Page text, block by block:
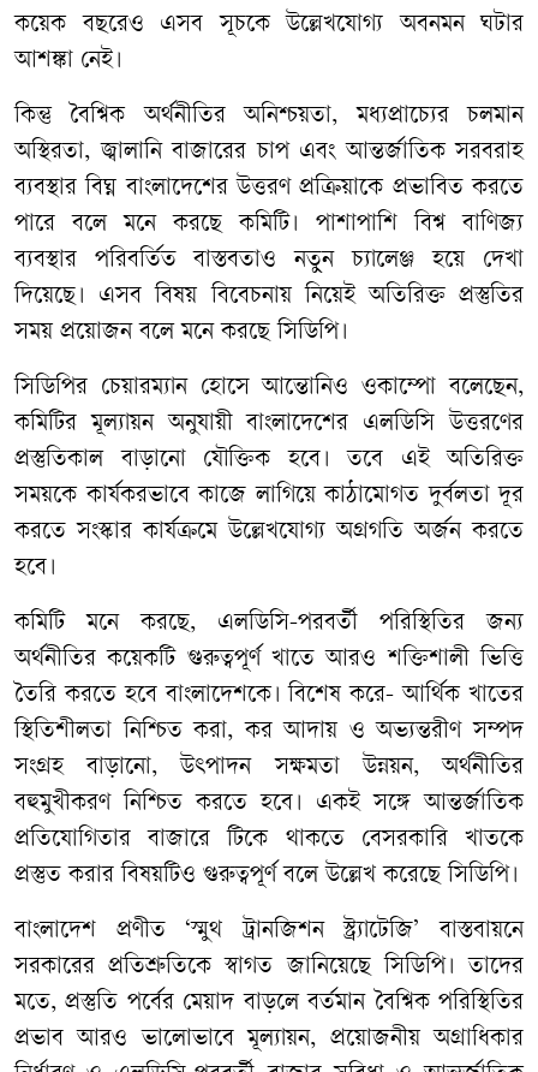
কয়েক বছরেও এসব সূচকে উল্লেখযোগ্য অবনমন ঘটার
আশঙ্কা নেই।
কিন্তু বৈশ্বিক অর্থনীতির অনিশ্চয়তা, মধ্যপ্রাচ্যের চলমান
অস্থিরতা, জ্বালানি বাজারের চাপ এবং আন্তর্জাতিক সরবরাহ
ব্যবস্থার বিঘ্ন বাংলাদেশের উত্তরণ প্রক্রিয়াকে প্রভাবিত করতে
পারে বলে মনে করছে কমিটি। পাশাপাশি বিশ্ব বাণিজ্য
ব্যবস্থার পরিবর্তিত বাস্তবতাও নতুন চ্যালেঞ্জ হয়ে দেখা
দিয়েছে। এসব বিষয় বিবেচনায় নিয়েই অতিরিক্ত প্রস্তুতির
সময় প্রয়োজন বলে মনে করছে সিডিপি।
সিডিপির চেয়ারম্যান হোসে আন্তোনিও ওকাম্পো বলেছেন,
কমিটির মূল্যায়ন অনুযায়ী বাংলাদেশের এলডিসি উত্তরণের
প্রস্তুতিকাল বাড়ানো যৌক্তিক হবে। তবে এই অতিরিক্ত
সময়কে কার্যকরভাবে কাজে লাগিয়ে কাঠামোগত দুর্বলতা দূর
করতে সংস্কার কার্যক্রমে উল্লেখযোগ্য অগ্রগতি অর্জন করতে
হবে।
কমিটি মনে করছে, এলডিসি-পরবর্তী পরিস্থিতির জন্য
অর্থনীতির কয়েকটি গুরুত্বপূর্ণ খাতে আরও শক্তিশালী ভিত্তি
তৈরি করতে হবে বাংলাদেশকে। বিশেষ করে- আর্থিক খাতের
স্থিতিশীলতা নিশ্চিত করা, কর আদায় ও অভ্যন্তরীণ সম্পদ
সংগ্রহ বাড়ানো, উৎপাদন সক্ষমতা উন্নয়ন, অর্থনীতির
বহুমুখীকরণ নিশ্চিত করতে হবে। একই সঙ্গে আন্তর্জাতিক
প্রতিযোগিতার বাজারে টিকে থাকতে বেসরকারি খাতকে
প্রস্তুত করার বিষয়টিও গুরুত্বপূর্ণ বলে উল্লেখ করেছে সিডিপি।
বাংলাদেশ প্রণীত ‘স্মুথ ট্রানজিশন স্ট্র্যাটেজি’ বাস্তবায়নে
সরকারের প্রতিশ্রুতিকে স্বাগত জানিয়েছে সিডিপি। তাদের
মতে, প্রস্তুতি পর্বের মেয়াদ বাড়লে বর্তমান বৈশ্বিক পরিস্থিতির
প্রভাব আরও ভালোভাবে মূল্যায়ন, প্রয়োজনীয় অগ্রাধিকার